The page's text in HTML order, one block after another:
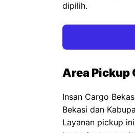
dipilih.
Area Pickup
Insan Cargo
Bekasi dan
Layanan pickup